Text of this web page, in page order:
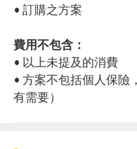
• 訂購之方案
費用不包含：
• 以上未提及的消費
• 方案不包括個人保險
有需要）